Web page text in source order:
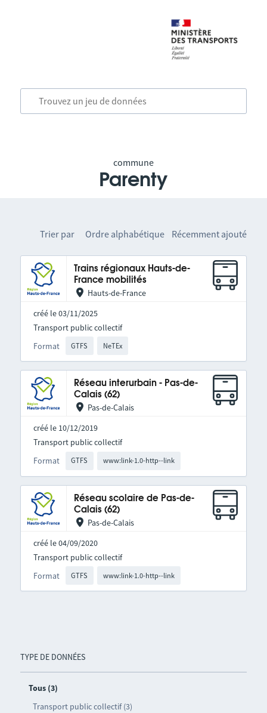
commune
Parenty
TYPE DE DONNÉES
Tous (3)
Transport public collectif (3)
Trier par Ordre alphabétique Récemment ajouté
Trains régionaux Hauts-de-
France mobilités
Hauts-de-France
créé le 03/11/2025
Format GTFS NeTEx
Transport public collectif
Réseau interurbain - Pas-de-
Calais (62)
Pas-de-Calais
créé le 10/12/2019
Format GTFS www:link-1.0-http--link
Transport public collectif
Réseau scolaire de Pas-de-
Calais (62)
Pas-de-Calais
créé le 04/09/2020
Format GTFS www:link-1.0-http--link
Transport public collectif